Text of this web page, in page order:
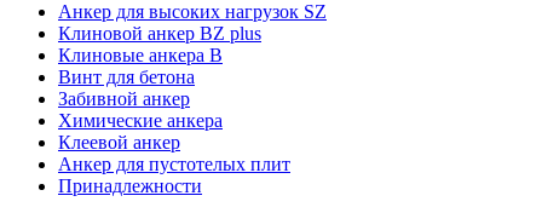
Анкер для высоких нагрузок SZ
Клиновой анкер BZ plus
Клиновые анкера В
Винт для бетона
Забивной анкер
Химические анкера
Клеевой анкер
Анкеp для пустотелых плит
Принадлежности